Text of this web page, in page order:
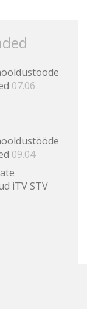
07.06
09.04
iTV STV